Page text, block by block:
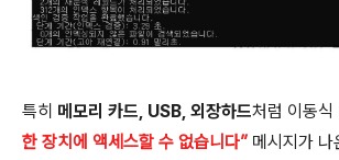
특히 메모리 카드, USB, 외장하드처럼 이동식
한 장치에 액세스할 수 없습니다” 메시지가 나